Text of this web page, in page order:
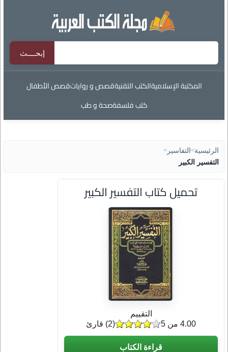
المكتبة الإسلاميةالكتب التقنيةقصص و رواياتقصص الأطفال
كتب فلسفةصحة و طب
الرئيسية> التفاسير >
التفسير الكبير
تحميل كتاب التفسير الكبير
التقييم
(
2) قارئ 4.00 من 5
قراءة الكتاب